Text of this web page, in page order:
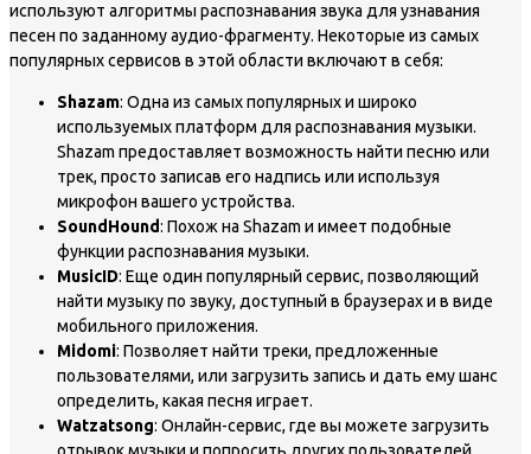
используют алгоритмы распознавания звука для узнавания
песен по заданному аудио-фрагменту. Некоторые из самых
популярных сервисов в этой области включают в себя:
Shazam: Одна из самых популярных и широко
используемых платформ для распознавания музыки.
Shazam предоставляет возможность найти песню или
трек, просто записав его надпись или используя
микрофон вашего устройства.
SoundHound: Похож на Shazam и имеет подобные
функции распознавания музыки.
MusicID: Еще один популярный сервис, позволяющий
найти музыку по звуку, доступный в браузерах и в виде
мобильного приложения.
Midomi: Позволяет найти треки, предложенные
пользователями, или загрузить запись и дать ему шанс
определить, какая песня играет.
Watzatsong: Онлайн-сервис, где вы можете загрузить